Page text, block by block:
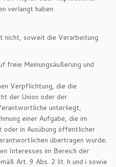
verlangt haben.
nicht, soweit die Verarbeitung
freie Meinungsäußerung und
Verpflichtung, die die
der Union oder der
unterliegt,
einer Aufgabe, die im
in Ausübung öffentlicher
übertragen wurde;
Interesses im Bereich der
Art. 9 Abs. 2 lit. h und i sowie